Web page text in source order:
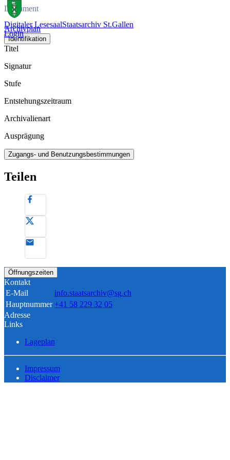
Digitaler LesesaalStaatsarchiv St.Gallen
Login
Dokument
Archivplan
Identifikation
Titel
Signatur
Stufe
Entstehungszeitraum
Archivalienart
Ausprägung
Zugangs- und Benutzungsbestimmungen
Teilen
Öffnungszeiten
Kontakt
E-Mail
info.staatsarchiv@sg.ch
Hauptnummer +41 58 229 32 05
Adresse
Links
Lageplan
Impressum
Disclaimer